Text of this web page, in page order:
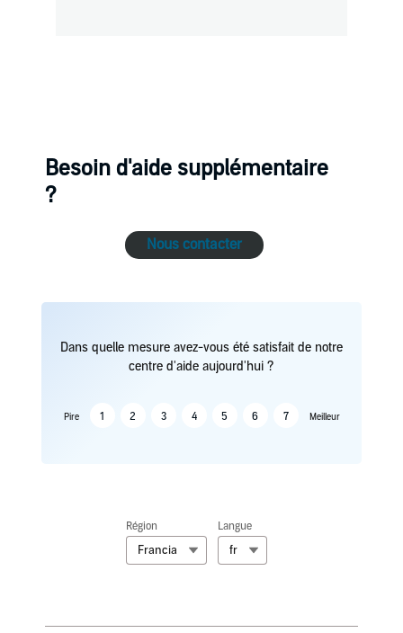
Besoin d'aide supplémentaire
?
Nous contacter
Dans quelle mesure avez-vous été satisfait de notre
centre d'aide aujourd'hui ?
Pire 1 2 3 4 5 6 7 Meilleur
Région
Francia
Langue
fr